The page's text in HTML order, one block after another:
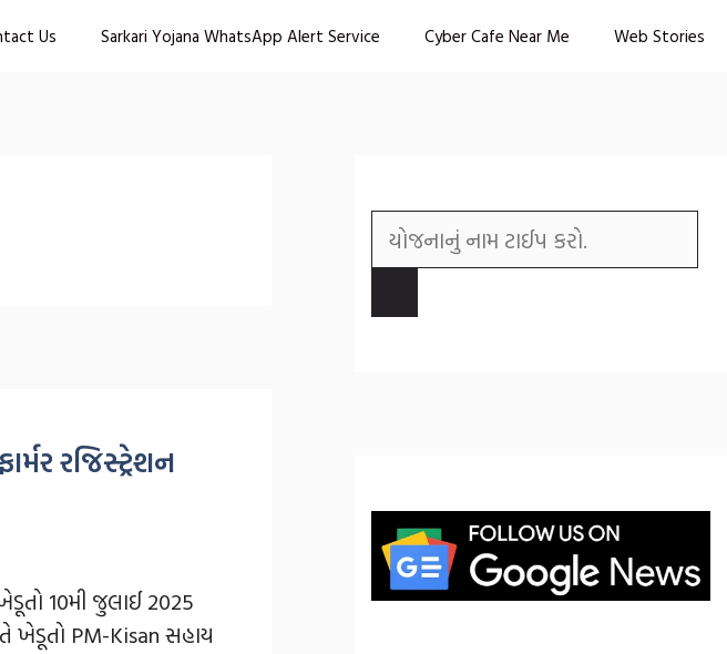
Us Sarkari Yojana WhatsApp Alert Service Cyber Cafe Near Me Web Stories
રજિસ્ટ્રેશન
10મી જુલાઈ 2025
ખેડૂતો PM-Kisan સહાય